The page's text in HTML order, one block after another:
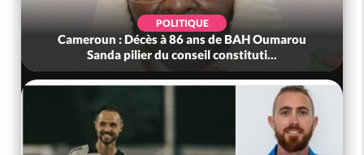
POLITIQUE
Cameroun : Décès à 86 ans de BAH Oumarou
Sanda pilier du conseil constituti...